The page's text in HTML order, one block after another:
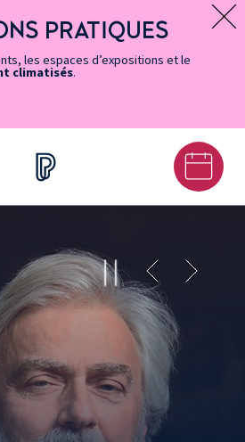
PRATIQUES
les espaces d’expositions et le
climatisés.